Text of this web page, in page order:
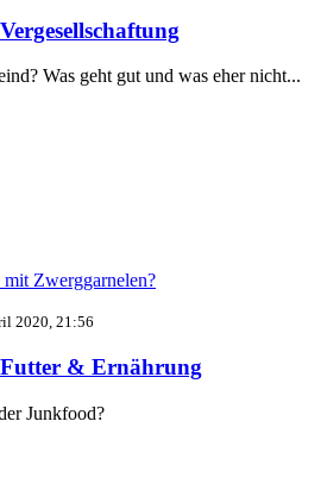
Was geht gut und was eher nicht...
mit Zwerggarnelen?
2020, 21:56
& Ernährung
Junkfood?